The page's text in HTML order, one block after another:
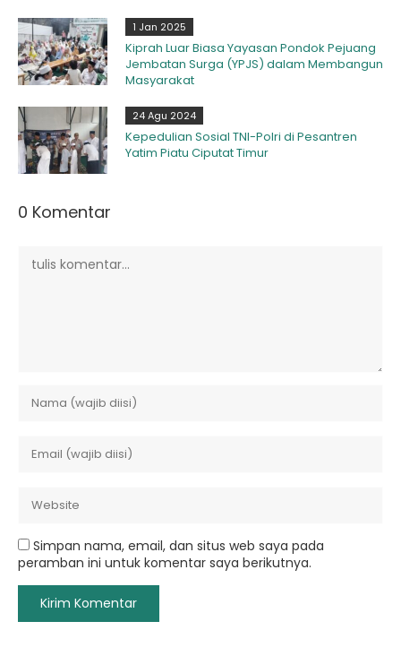
1 Jan 2025
Kiprah Luar Biasa Yayasan Pondok Pejuang
Jembatan Surga (YPJS) dalam Membangun
Masyarakat
24 Agu 2024
Kepedulian Sosial TNI-Polri di Pesantren
Yatim Piatu Ciputat Timur
0 Komentar
Simpan nama, email, dan situs web saya pada
peramban ini untuk komentar saya berikutnya.